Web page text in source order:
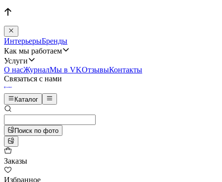
ИнтерьерыБренды
Как мы работаем
Услуги
О насЖурналМы в VKОтзывыКонтакты
Связаться с нами
Каталог
Поиск по фото
Заказы
Избранное